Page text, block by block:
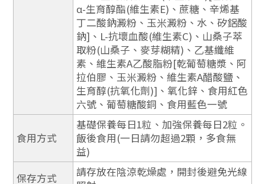
α-生育醇酯(維生素E)、蔗糖、辛烯基
丁二酸鈉澱粉、玉米澱粉、水、矽鋁酸
鈉]、L-抗壞血酸(維生素C)、山桑子萃
取粉(山桑子、麥芽糊精)、乙基纖維
素、維生素A乙酸脂粉[乾葡萄糖漿、阿
拉伯膠、玉米澱粉、維生素A醋酸鹽、
生育醇(抗氧化劑)]、氧化鋅、食用紅色
六號、葡萄糖酸銅、食用藍色一號
食用方式
基礎保養每日1粒、加強保養每日2粒。
飯後食用(一日請勿超過2顆，多食無
益)
保存方式
請存放在陰涼乾燥處，開封後避免光線